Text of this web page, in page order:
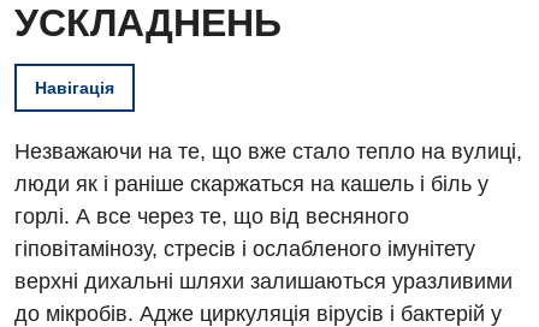
УСКЛАДНЕНЬ
Навігація
Незважаючи на те, що вже стало тепло на вулиці,
люди як і раніше скаржаться на кашель і біль у
горлі. А все через те, що від весняного
гіповітамінозу, стресів і ослабленого імунітету
верхні дихальні шляхи залишаються уразливими
до мікробів. Адже циркуляція вірусів і бактерій у